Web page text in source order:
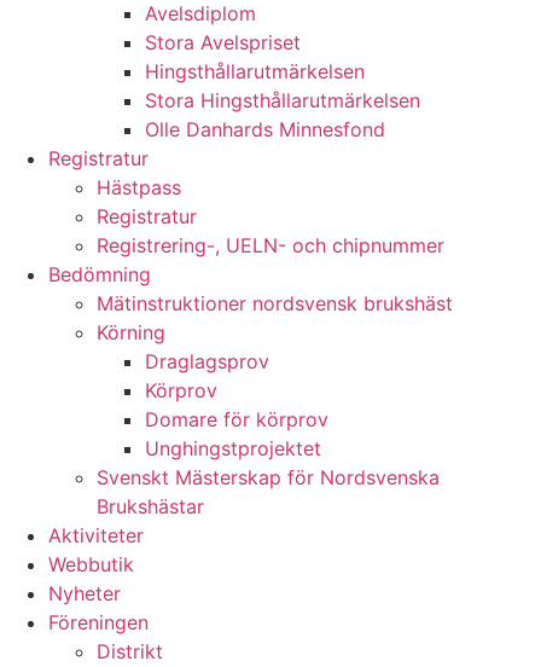
Avelsdiplom
Stora Avelspriset
Hingsthållarutmärkelsen
Stora Hingsthållarutmärkelsen
Olle Danhards Minnesfond
Registratur
Hästpass
Registratur
Registrering-, UELN- och chipnummer
Bedömning
Mätinstruktioner nordsvensk brukshäst
Körning
Draglagsprov
Körprov
Domare för körprov
Unghingstprojektet
Svenskt Mästerskap för Nordsvenska
Brukshästar
Aktiviteter
Webbutik
Nyheter
Föreningen
Distrikt